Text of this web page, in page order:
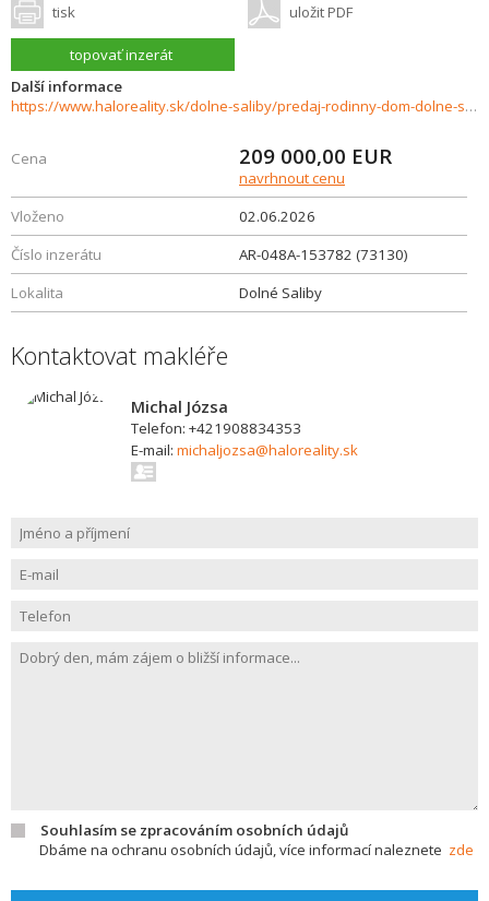
tisk uložit PDF
topovať inzerát
Další informace
https://www.haloreality.sk/dolne-saliby/predaj-rodinny-dom-dolne-saliby---znizena-cena---exkluzivne-halo-reality/73130
Cena 209 000,00 EUR
navrhnout cenu
Vloženo
02.06.2026
Číslo inzerátu
AR-048A-153782 (73130)
Lokalita
Dolné Saliby
Kontaktovat makléře
Michal Józsa
Telefon: +421908834353
E-mail: michaljozsa@haloreality.sk
Souhlasím se zpracováním osobních údajů
Dbáme na ochranu osobních údajů, více informací naleznete zde